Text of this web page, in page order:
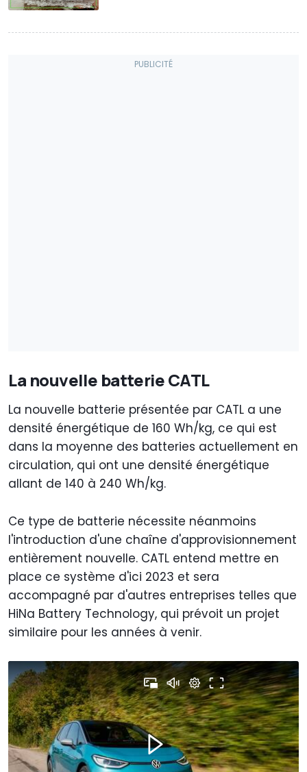
La nouvelle batterie CATL
La nouvelle batterie présentée par CATL a une
densité énergétique de 160 Wh/kg, ce qui est
dans la moyenne des batteries actuellement en
circulation, qui ont une densité énergétique
allant de 140 à 240 Wh/kg.
Ce type de batterie nécessite néanmoins
l'introduction d'une chaîne d'approvisionnement
entièrement nouvelle. CATL entend mettre en
place ce système d'ici 2023 et sera
accompagné par d'autres entreprises telles que
HiNa Battery Technology, qui prévoit un projet
similaire pour les années à venir.